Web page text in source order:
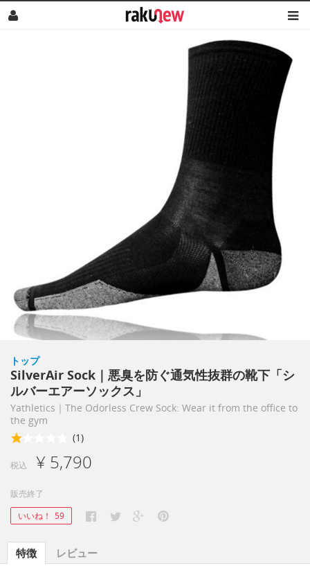
トップ
SilverAir Sock｜悪臭を防ぐ通気性抜群の靴下「シ
ルバーエアーソックス」
Yathletics｜The Odorless Crew Sock: Wear it from the office to
the gym
(1)
税込 ¥ 5,790
販売終了
いいね！ 59
特徴 レビュー